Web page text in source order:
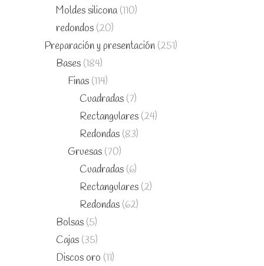
Moldes silicona (110)
redondos (20)
Preparación y presentación (251)
Bases (184)
Finas (114)
Cuadradas (7)
Rectangulares (24)
Redondas (83)
Gruesas (70)
Cuadradas (6)
Rectangulares (2)
Redondas (62)
Bolsas (5)
Cajas (35)
Discos oro (11)